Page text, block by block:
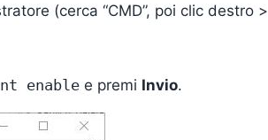
(cerca “CMD”, poi clic destro >
enable e premi Invio.